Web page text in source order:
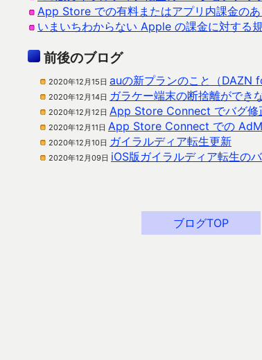
App Store での有料またはアプリ内課金の
いまいちわからない Apple の課金に対する
前後のブログ
2020年12月15日 auの新プランのこと（DAZN
2020年12月14日 ガラケー端末の断捨離ができ
2020年12月12日 App Store Connect でバグ修
2020年12月11日 App Store Connect での
2020年12月10日 ガイラルディア転生更新
2020年12月09日 iOS版ガイラルディア転生の
ブログTOP